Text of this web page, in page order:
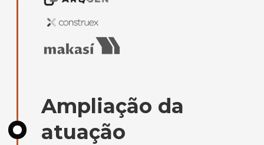
Ampliação da
atuação